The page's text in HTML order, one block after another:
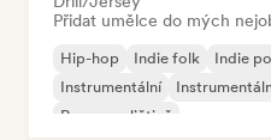
Přidat umělce do mých
Hip-hop Indie folk Indie
Instrumentální
Rap v angličtině